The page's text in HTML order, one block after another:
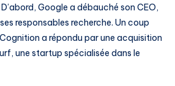
Google a débauché son CEO,
responsables recherche. Un coup
a répondu par une acquisition
une startup spécialisée dans le